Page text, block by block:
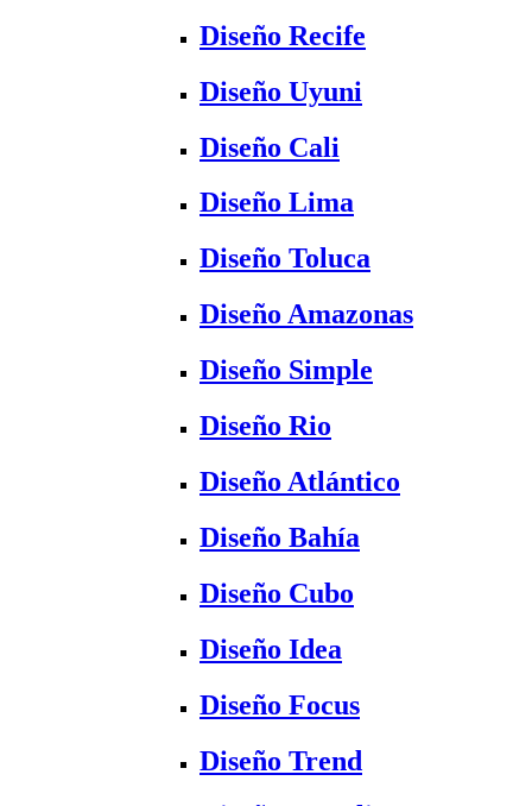
Diseño Recife
Diseño Uyuni
Diseño Cali
Diseño Lima
Diseño Toluca
Diseño Amazonas
Diseño Simple
Diseño Rio
Diseño Atlántico
Diseño Bahía
Diseño Cubo
Diseño Idea
Diseño Focus
Diseño Trend